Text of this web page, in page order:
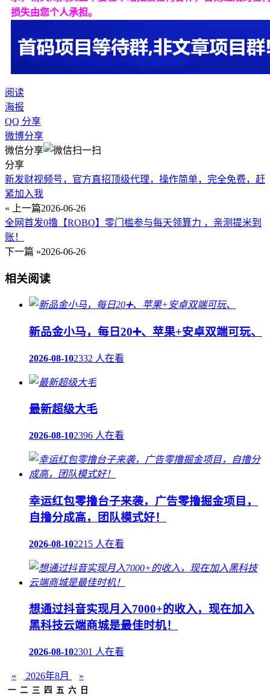
损失由您个人承担。
阅读
海报
QQ 分享
微博分享
微信分享
分享
新发财视频号，官方直招顶级代理，操作简单，完全免费，赶
紧加入我
« 上一篇2026-06-26
全网首发0撸【ROBO】零门槛参与每天领算力 ，亲测提米到
账！
下一篇 »2026-06-26
相关阅读
新品金小马，每日20➕、苹果+安卓双端可玩、
2026-08-102332 人在看
最新超级大毛
2026-08-102396 人在看
幸运红包零撸台子来袭，广告零撸掘金项目，
自撸分成高，团队模式好！
2026-08-102215 人在看
想通过抖音实现月入7000+的收入，现在加入
黑科技云端商城是最佳时机！
2026-08-102301 人在看
« 2026年8月 »
一 二 三 四 五 六 日